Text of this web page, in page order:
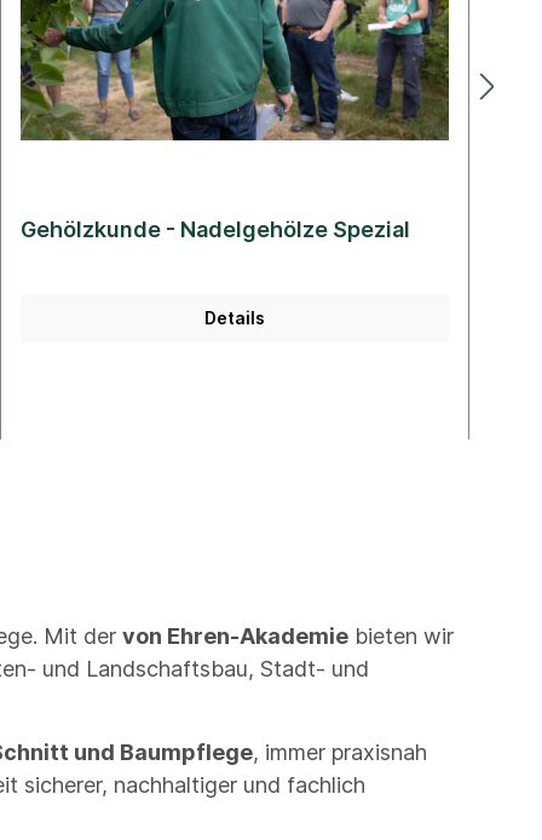
Gehölzkunde - Nadelgehölze Spezial
Details
Mit der von Ehren-Akademie bieten wir
und Landschaftsbau, Stadt- und
und Baumpflege, immer praxisnah
sicherer, nachhaltiger und fachlich